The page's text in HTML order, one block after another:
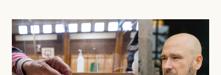
utpekas som israelisk infiltratör”. Enligt ingressen
handlar artikeln om en person vars ”bakgrund skapar
splittring och oro i rörelsen”. Problemet är att artikeln
skapar betydligt mer oro i palestinarörelsen – och den